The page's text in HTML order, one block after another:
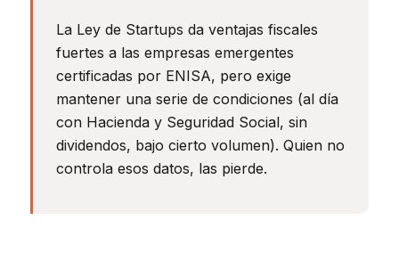
La Ley de Startups da ventajas fiscales
fuertes a las empresas emergentes
certificadas por ENISA, pero exige
mantener una serie de condiciones (al día
con Hacienda y Seguridad Social, sin
dividendos, bajo cierto volumen). Quien no
controla esos datos, las pierde.